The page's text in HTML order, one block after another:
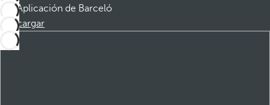
Aplicación de Barceló
Descargar